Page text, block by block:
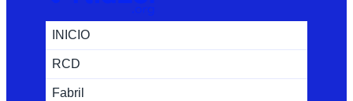
INICIO
RCD
Fabril